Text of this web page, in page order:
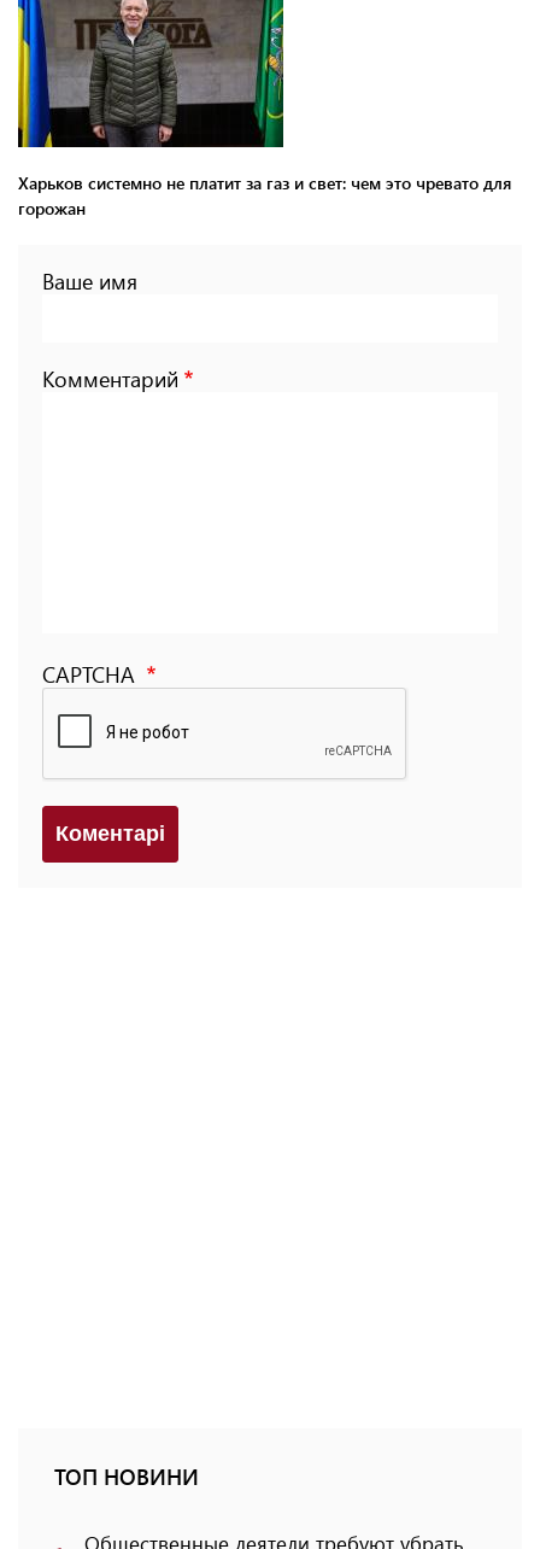
Харьков системно не платит за газ и свет: чем это чревато для
горожан
Ваше имя
Комментарий
CAPTCHA
Коментарi
ТОП НОВИНИ
Общественные деятели требуют убрать